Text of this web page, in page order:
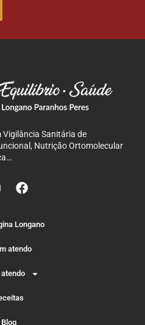
Sanitária de
Nutrição Ortomolecular
Longano
atendo
Blog